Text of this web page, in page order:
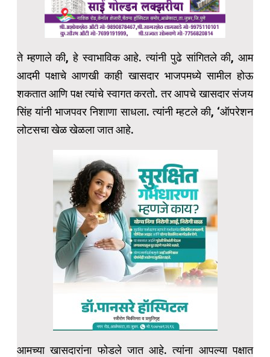
ते म्हणाले की, हे स्वाभाविक आहे. त्यांनी पुढे सांगितले की, आम
आदमी पक्षाचे आणखी काही खासदार भाजपमध्ये सामील होऊ
शकतात आणि पक्ष त्यांचे स्वागत करतो. तर आपचे खासदार संजय
सिंह यांनी भाजपवर निशाणा साधला. त्यांनी म्हटले की, ‘ऑपरेशन
लोटसचा खेळ खेळला जात आहे.
आमच्या खासदारांना फोडले जात आहे. त्यांना आपल्या पक्षात